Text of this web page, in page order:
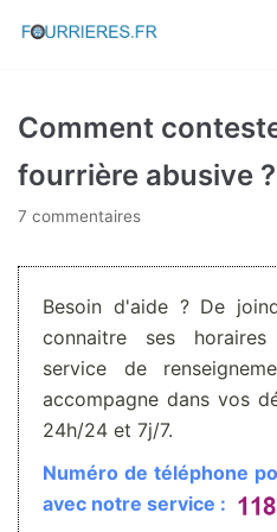
Aller
Comment
fourrière abusive ?
7 commentaires
Besoin d'aide ? De
connaitre ses
service de
accompagne dans vos
24h/24 et 7j/7.
Numéro de téléphone
avec notre service :